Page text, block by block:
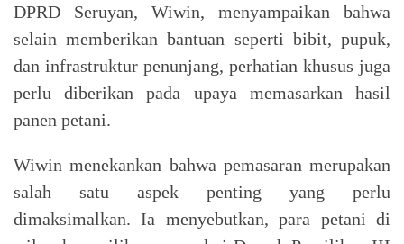
DPRD Seruyan, Wiwin, menyampaikan bahwa
selain memberikan bantuan seperti bibit, pupuk,
dan infrastruktur penunjang, perhatian khusus juga
perlu diberikan pada upaya memasarkan hasil
panen petani.
Wiwin menekankan bahwa pemasaran merupakan
salah satu aspek penting yang perlu
dimaksimalkan. Ia menyebutkan, para petani di